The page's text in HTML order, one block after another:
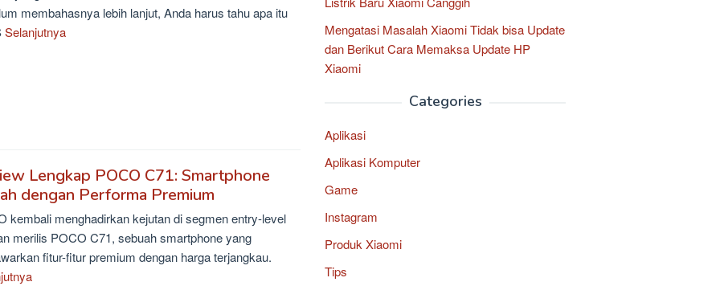
membahasnya lebih lanjut, Anda harus tahu apa itu
Selanjutnya
Lengkap POCO C71: Smartphone
dengan Performa Premium
kembali menghadirkan kejutan di segmen entry-level
merilis POCO C71, sebuah smartphone yang
fitur-fitur premium dengan harga terjangkau.
Mengatasi Masalah Xiaomi Tidak bisa Update
dan Berikut Cara Memaksa Update HP
Xiaomi
Categories
Aplikasi
Aplikasi Komputer
Game
Instagram
Produk Xiaomi
Tips